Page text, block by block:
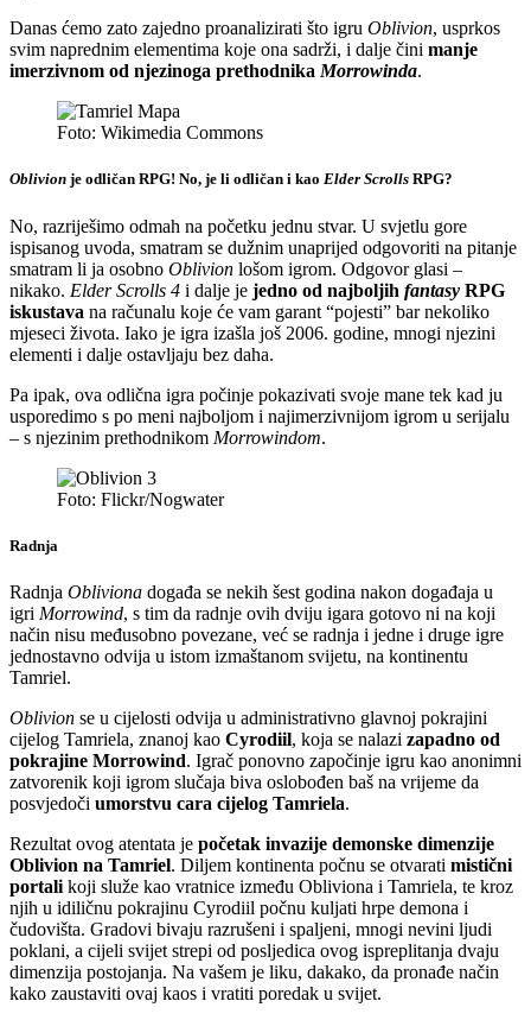
Danas ćemo zato zajedno proanalizirati što igru Oblivion, usprkos
svim naprednim elementima koje ona sadrži, i dalje čini manje
imerzivnom od njezinoga prethodnika Morrowinda.
Foto: Wikimedia Commons
Oblivion je odličan RPG! No, je li odličan i kao Elder Scrolls RPG?
No, razriješimo odmah na početku jednu stvar. U svjetlu gore
ispisanog uvoda, smatram se dužnim unaprijed odgovoriti na pitanje
smatram li ja osobno Oblivion lošom igrom. Odgovor glasi –
nikako. Elder Scrolls 4 i dalje je jedno od najboljih fantasy RPG
iskustava na računalu koje će vam garant “pojesti” bar nekoliko
mjeseci života. Iako je igra izašla još 2006. godine, mnogi njezini
elementi i dalje ostavljaju bez daha.
Pa ipak, ova odlična igra počinje pokazivati svoje mane tek kad ju
usporedimo s po meni najboljom i najimerzivnijom igrom u serijalu
– s njezinim prethodnikom Morrowindom.
Foto: Flickr/Nogwater
Radnja
Radnja Obliviona događa se nekih šest godina nakon događaja u
igri Morrowind, s tim da radnje ovih dviju igara gotovo ni na koji
način nisu međusobno povezane, već se radnja i jedne i druge igre
jednostavno odvija u istom izmaštanom svijetu, na kontinentu
Tamriel.
Oblivion se u cijelosti odvija u administrativno glavnoj pokrajini
cijelog Tamriela, znanoj kao Cyrodiil, koja se nalazi zapadno od
pokrajine Morrowind. Igrač ponovno započinje igru kao anonimni
zatvorenik koji igrom slučaja biva oslobođen baš na vrijeme da
posvjedoči umorstvu cara cijelog Tamriela.
Rezultat ovog atentata je početak invazije demonske dimenzije
Oblivion na Tamriel. Diljem kontinenta počnu se otvarati mistični
portali koji služe kao vratnice između Obliviona i Tamriela, te kroz
njih u idiličnu pokrajinu Cyrodiil počnu kuljati hrpe demona i
čudovišta. Gradovi bivaju razrušeni i spaljeni, mnogi nevini ljudi
poklani, a cijeli svijet strepi od posljedica ovog ispreplitanja dvaju
dimenzija postojanja. Na vašem je liku, dakako, da pronađe način
kako zaustaviti ovaj kaos i vratiti poredak u svijet.